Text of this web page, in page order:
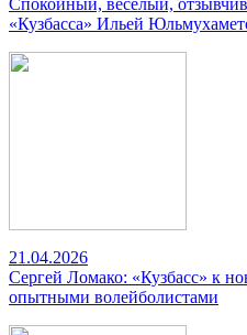
Спокойный, веселый,
«Кузбасса» Ильей
21.04.2026
Сергей Ломако: «Кузбасс» к
опытными волейболистами